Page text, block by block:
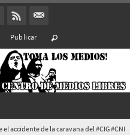
Publicar
accidente de la caravana del #CIG #CNI